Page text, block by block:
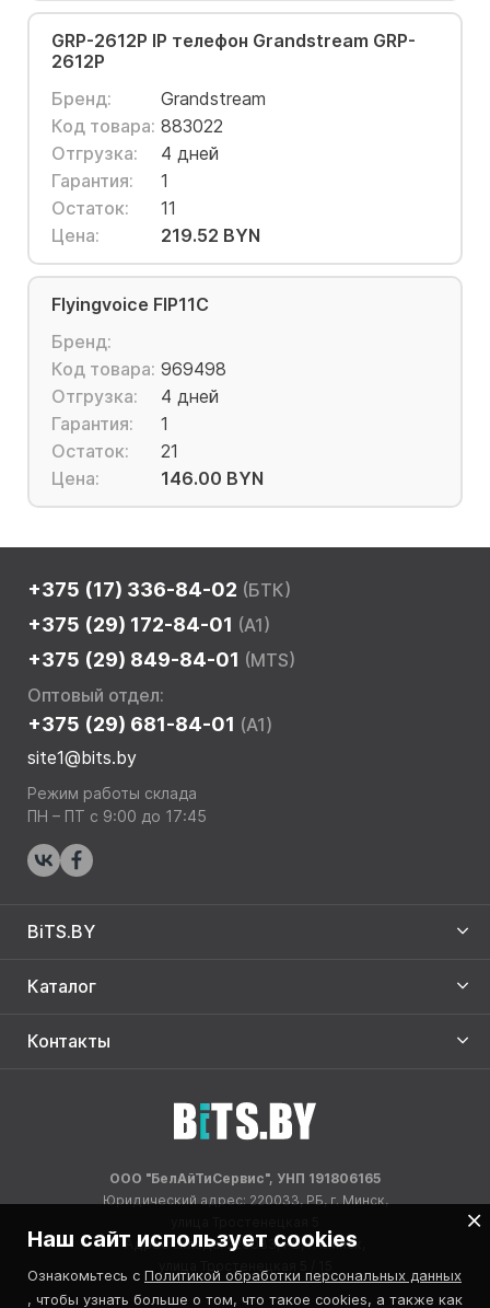
GRP-2612P IP телефон Grandstream GRP-
2612P
Бренд:
Grandstream
Код товара: 883022
Отгрузка:
4 дней
Гарантия:
1
Остаток:
11
Цена:
219.52 BYN
Flyingvoice FIP11C
Бренд:
Код товара: 969498
Отгрузка:
4 дней
Гарантия:
1
Остаток:
21
Цена:
146.00 BYN
+375 (17) 336-84-02 (БТК)
+375 (29) 172-84-01 (A1)
+375 (29) 849-84-01 (MTS)
Оптовый отдел:
+375 (29) 681-84-01 (A1)
site1@bits.by
Режим работы склада
ПН – ПТ с 9:00 до 17:45
BiTS.BY
Каталог
Контакты
ООО "БелАйТиСервис", УНП 191806165
Юридический адрес: 220033, РБ, г. Минск,
Адрес склада: 220033, РБ, г. Минск,
улица Тростенецкая 5 / 15
Наш сайт использует cookies
Ознакомьтесь с Политикой обработки персональных данных
, чтобы узнать больше о том, что такое cookies, а также как